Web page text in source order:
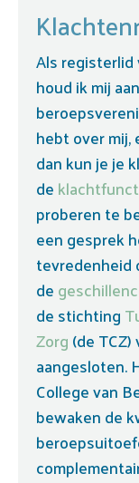
Als registerlid
houd ik mij
hebt over mij,
dan kun je je
de
proberen te
een gesprek
tevredenheid
de
de stichting
Zorg(de
aangesloten.
College van
bewaken de